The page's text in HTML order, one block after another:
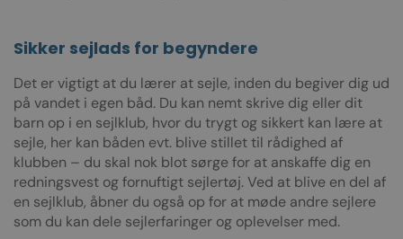
Sikker sejlads for begyndere
Det er vigtigt at du lærer at sejle, inden du begiver dig ud
på vandet i egen båd. Du kan nemt skrive dig eller dit
barn op i en sejlklub, hvor du trygt og sikkert kan lære at
sejle, her kan båden evt. blive stillet til rådighed af
klubben – du skal nok blot sørge for at anskaffe dig en
redningsvest og fornuftigt sejlertøj. Ved at blive en del af
en sejlklub, åbner du også op for at møde andre sejlere
som du kan dele sejlerfaringer og oplevelser med.